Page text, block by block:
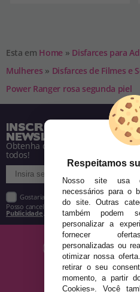
Esta em Home » Disfarces para
Mulheres » Disfarces de Filmes e
Power Ranger rosa segunda piel
INSCREVA-SE NA
NEWSLETTER
Obtenha descontos e saiba de
todos!
Gostaria de receber descontos
Posso cancelar a inscrição a qualquer
Publicidade
Respeitamos
Nosso site usa
necessários para o
do site. Outras
também podem
personalizar a
fornecer
personalizadas ou
otimizar nossa
retirar o seu
momento, a partir
Cookies». Você